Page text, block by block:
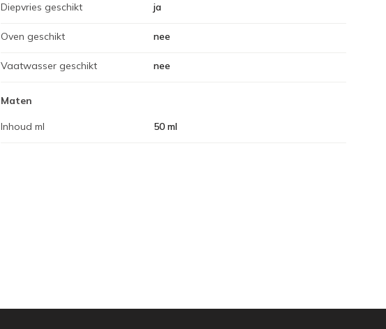
Diepvries geschikt ja
Oven geschikt nee
Vaatwasser geschikt nee
Maten
Inhoud ml 50 ml